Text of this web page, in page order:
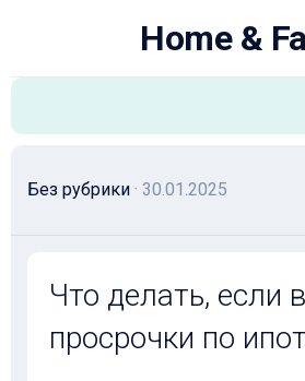
Home &
Без рубрики · 30.01.2025
Что делать, если
просрочки по